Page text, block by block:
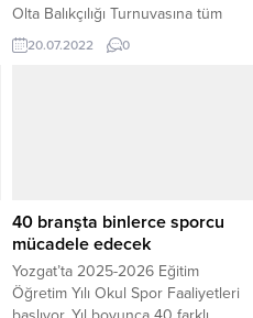
Olta Balıkçılığı Turnuvasına tüm
Yozgat halkını davet etti.
20.07.2022 0
40 branşta binlerce sporcu
mücadele edecek
Yozgat’ta 2025-2026 Eğitim
Öğretim Yılı Okul Spor Faaliyetleri